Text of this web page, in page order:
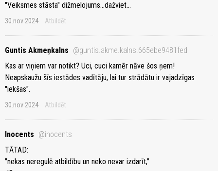
"Veiksmes stāsta" dižmelojums...dažviet...
30.nov 2024 Atbildēt
Guntis Akmeņkalns @guntis.akme.kalns.665ebe9481fed
Kas ar viņiem var notikt? Uci, cuci kamēr nāve šos ņem!
Neapskaužu šīs iestādes vadītāju, lai tur strādātu ir vajadzīgas
"iekšas".
30.nov 2024 Atbildēt
Inocents @inocents
TĀTAD:
"nekas neregulē atbildību un neko nevar izdarīt,"